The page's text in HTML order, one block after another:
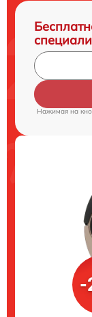
Нажимая на
-